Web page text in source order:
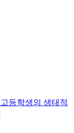
등학생의 생태적